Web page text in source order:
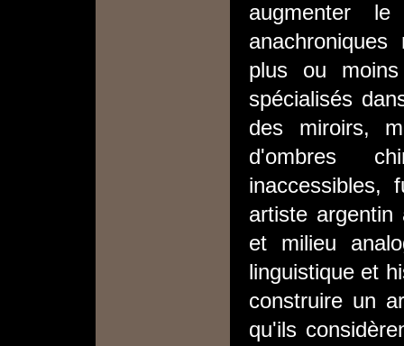
augmenter
plus ou
spécialisés
des miroirs,
d'ombres
inaccessibles,
artiste
et milieu
linguistique et
construire un
qu'ils